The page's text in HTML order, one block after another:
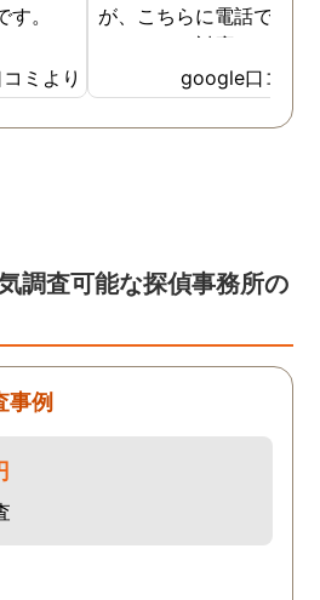
。
ミより
が、こちらに電話で相談
たところ、対応された方
探偵のノウハウまで丁寧
教えて下さったのです。
用できると思い、早速お
ました。
google口コミ
調査可能な探偵事務所の
事例